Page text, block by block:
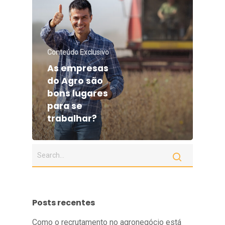
Conteúdo Exclusivo
As empresas
do Agro são
bons lugares
para se
trabalhar?
Posts recentes
Como o recrutamento no agronegócio está